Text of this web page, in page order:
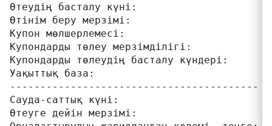
Өтеудің басталу күні:
Өтінім беру мерзімі:                      15
Купон мөлшерлемесі:
Купондарды төлеу мерзімділігі:
Купондарды төлеудің басталу күндері:
Уақыттық база:
-----------------------------------------
Сауда-саттық күні:
Өтеуге дейін мерзімі: